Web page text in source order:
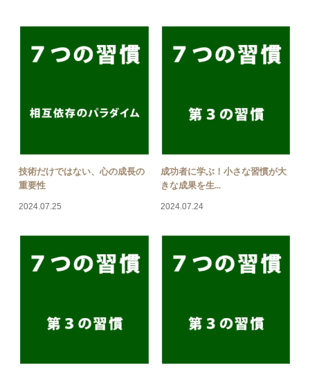
技術だけではない、心の成長の
重要性
2024.07.25
成功者に学ぶ！小さな習慣が大
きな成果を生...
2024.07.24